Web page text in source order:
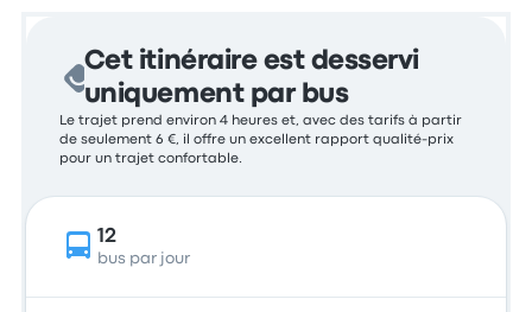
Cet itinéraire est desservi
uniquement par bus
Le trajet prend environ 4 heures et, avec des tarifs à partir
de seulement 6 €, il offre un excellent rapport qualité-prix
pour un trajet confortable.
12
bus par jour